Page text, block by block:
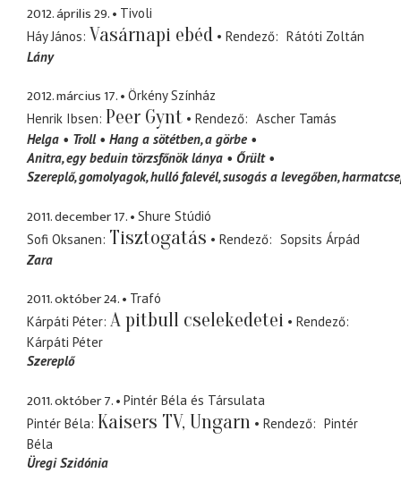
2012. április 29.
Tivoli
Háy János Vasárnapi ebéd Rendező
Rátóti Zoltán
Lány
2012. március 17.
Örkény Színház
Henrik Ibsen Peer Gynt Rendező
Ascher Tamás
Helga
Troll Hang a sötétben a görbe
Anitra egy beduin törzsfőnök lánya
Őrült
Szereplő gomolyagok, hulló falevél, susogás a levegőben,
2011. december 17.
Shure Stúdió
Sofi Oksanen Tisztogatás Rendező
Sopsits Árpád
Zara
2011. október 24.
Trafó
Kárpáti Péter A pitbull cselekedetei
Rendező
Kárpáti Péter
Szereplő
2011. október 7.
Pintér Béla és Társulata
Pintér Béla Kaisers TV, Ungarn Rendező
Pintér
Béla
Üregi Szidónia